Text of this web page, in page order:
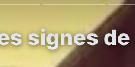
signes